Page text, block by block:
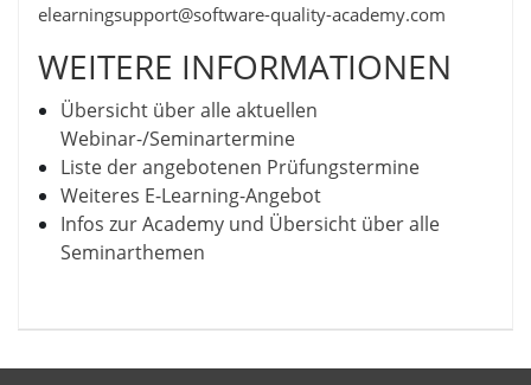
elearningsupport@software-quality-academy.com
WEITERE INFORMATIONEN
Übersicht über alle aktuellen
Webinar-/Seminartermine
Liste der angebotenen Prüfungstermine
Weiteres E-Learning-Angebot
Infos zur Academy und Übersicht über alle
Seminarthemen